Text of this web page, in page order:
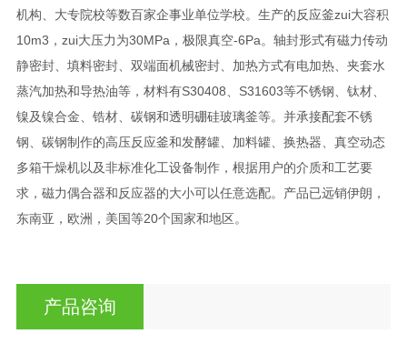
机构、大专院校等数百家企事业单位学校。生产的反应釜zui大容积
10m3，zui大压力为30MPa，极限真空-6Pa。轴封形式有磁力传动
静密封、填料密封、双端面机械密封、加热方式有电加热、夹套水
蒸汽加热和导热油等，材料有S30408、S31603等不锈钢、钛材、
镍及镍合金、锆材、碳钢和透明硼硅玻璃釜等。并承接配套不锈
钢、碳钢制作的高压反应釜和发酵罐、加料罐、换热器、真空动态
多箱干燥机以及非标准化工设备制作，根据用户的介质和工艺要
求，磁力偶合器和反应器的大小可以任意选配。产品已远销伊朗，
东南亚，欧洲，美国等20个国家和地区。
产品咨询